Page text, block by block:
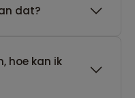
dat?
hoe kan ik